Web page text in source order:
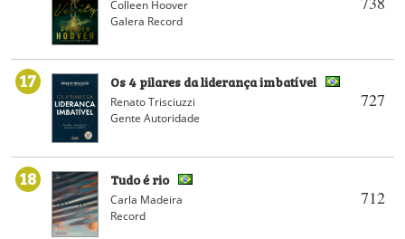
Colleen Hoover
Galera Record
17
727
Os 4 pilares da liderança imbatível
Renato Trisciuzzi
Gente Autoridade
18
712
Tudo é rio
Carla Madeira
Record